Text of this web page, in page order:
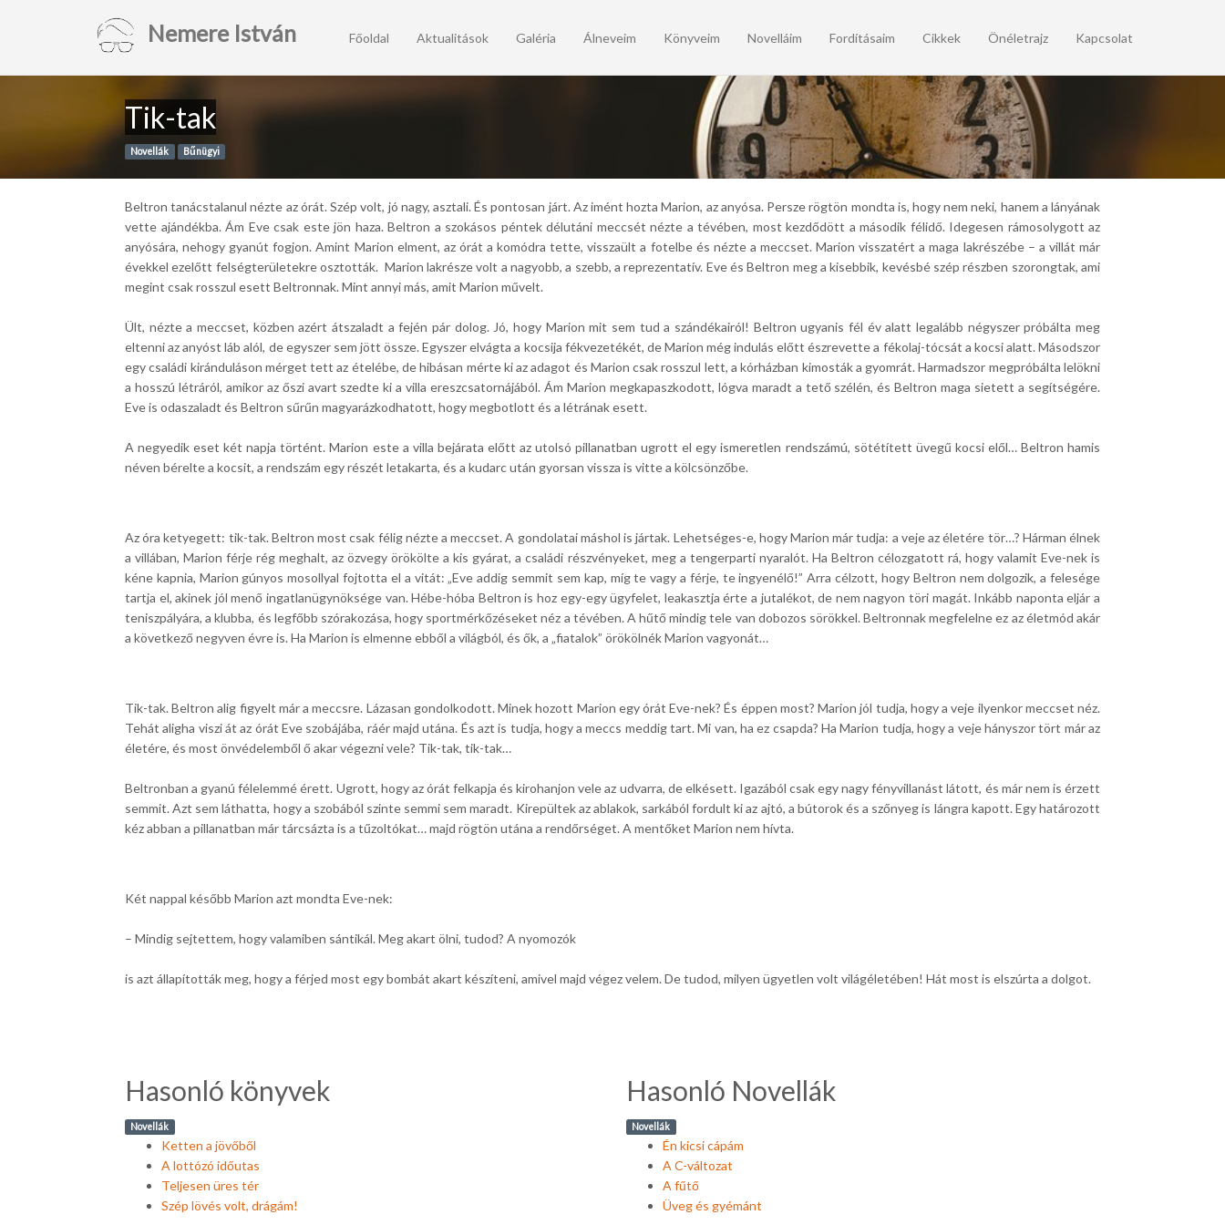
Nemere István Főoldal Aktualitások Galéria Álneveim Könyveim Novelláim Fordításaim Cikkek Önéletrajz Kapcsolat
Tik-tak
Novellák Bűnügyi
Beltron tanácstalanul nézte az órát. Szép volt, jó nagy, asztali. És pontosan járt. Az imént hozta Marion, az anyósa. Persze rögtön mondta is, hogy nem neki, hanem a lányának
vette ajándékba. Ám Eve csak este jön haza. Beltron a szokásos péntek délutáni meccsét nézte a tévében, most kezdődött a második félidő. Idegesen rámosolygott az
anyósára, nehogy gyanút fogjon. Amint Marion elment, az órát a komódra tette, visszaült a fotelbe és nézte a meccset. Marion visszatért a maga lakrészébe – a villát már
évekkel ezelőtt felségterületekre osztották. Marion lakrésze volt a nagyobb, a szebb, a reprezentatív. Eve és Beltron meg a kisebbik, kevésbé szép részben szorongtak, ami
megint csak rosszul esett Beltronnak. Mint annyi más, amit Marion művelt.
Ült, nézte a meccset, közben azért átszaladt a fején pár dolog. Jó, hogy Marion mit sem tud a szándékairól! Beltron ugyanis fél év alatt legalább négyszer próbálta meg
eltenni az anyóst láb alól, de egyszer sem jött össze. Egyszer elvágta a kocsija fékvezetékét, de Marion még indulás előtt észrevette a fékolaj-tócsát a kocsi alatt. Másodszor
egy családi kiránduláson mérget tett az ételébe, de hibásan mérte ki az adagot és Marion csak rosszul lett, a kórházban kimosták a gyomrát. Harmadszor megpróbálta lelökni
a hosszú létráról, amikor az őszi avart szedte ki a villa ereszcsatornájából. Ám Marion megkapaszkodott, lógva maradt a tető szélén, és Beltron maga sietett a segítségére.
Eve is odaszaladt és Beltron sűrűn magyarázkodhatott, hogy megbotlott és a létrának esett.
A negyedik eset két napja történt. Marion este a villa bejárata előtt az utolsó pillanatban ugrott el egy ismeretlen rendszámú, sötétített üvegű kocsi elől… Beltron hamis
néven bérelte a kocsit, a rendszám egy részét letakarta, és a kudarc után gyorsan vissza is vitte a kölcsönzőbe.
Az óra ketyegett: tik-tak. Beltron most csak félig nézte a meccset. A gondolatai máshol is jártak. Lehetséges-e, hogy Marion már tudja: a veje az életére tör…? Hárman élnek
a villában, Marion férje rég meghalt, az özvegy örökölte a kis gyárat, a családi részvényeket, meg a tengerparti nyaralót. Ha Beltron célozgatott rá, hogy valamit Eve-nek is
kéne kapnia, Marion gúnyos mosollyal fojtotta el a vitát: „Eve addig semmit sem kap, míg te vagy a férje, te ingyenélő!” Arra célzott, hogy Beltron nem dolgozik, a felesége
tartja el, akinek jól menő ingatlanügynöksége van. Hébe-hóba Beltron is hoz egy-egy ügyfelet, leakasztja érte a jutalékot, de nem nagyon töri magát. Inkább naponta eljár a
teniszpályára, a klubba, és legfőbb szórakozása, hogy sportmérkőzéseket néz a tévében. A hűtő mindig tele van dobozos sörökkel. Beltronnak megfelelne ez az életmód akár
a következő negyven évre is. Ha Marion is elmenne ebből a világból, és ők, a „fiatalok” örökölnék Marion vagyonát…
Tik-tak. Beltron alig figyelt már a meccsre. Lázasan gondolkodott. Minek hozott Marion egy órát Eve-nek? És éppen most? Marion jól tudja, hogy a veje ilyenkor meccset néz.
Tehát aligha viszi át az órát Eve szobájába, ráér majd utána. És azt is tudja, hogy a meccs meddig tart. Mi van, ha ez csapda? Ha Marion tudja, hogy a veje hányszor tört már az
életére, és most önvédelemből ő akar végezni vele? Tik-tak, tik-tak…
Beltronban a gyanú félelemmé érett. Ugrott, hogy az órát felkapja és kirohanjon vele az udvarra, de elkésett. Igazából csak egy nagy fényvillanást látott, és már nem is érzett
semmit. Azt sem láthatta, hogy a szobából szinte semmi sem maradt. Kirepültek az ablakok, sarkából fordult ki az ajtó, a bútorok és a szőnyeg is lángra kapott. Egy határozott
kéz abban a pillanatban már tárcsázta is a tűzoltókat… majd rögtön utána a rendőrséget. A mentőket Marion nem hívta.
Két nappal később Marion azt mondta Eve-nek:
– Mindig sejtettem, hogy valamiben sántikál. Meg akart ölni, tudod? A nyomozók
is azt állapították meg, hogy a férjed most egy bombát akart készíteni, amivel majd végez velem. De tudod, milyen ügyetlen volt világéletében! Hát most is elszúrta a dolgot.
Hasonló könyvek
Novellák
Ketten a jövőből
A lottózó időutas
Teljesen üres tér
Szép lövés volt, drágám!
Hasonló Novellák
Novellák
Én kicsi cápám
A C-változat
A fűtő
Üveg és gyémánt